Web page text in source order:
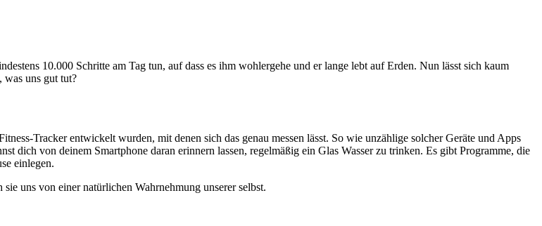
10.000 Schritte am Tag tun, auf dass es ihm wohlergehe und er lange lebt auf Erden. Nun lässt sich kaum
was uns gut tut?
Tracker entwickelt wurden, mit denen sich das genau messen lässt. So wie unzählige solcher Geräte und Apps
dich von deinem Smartphone daran erinnern lassen, regelmäßig ein Glas Wasser zu trinken. Es gibt Programme, die
einlegen.
uns von einer natürlichen Wahrnehmung unserer selbst.